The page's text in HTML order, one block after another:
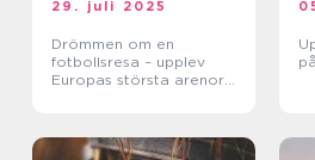
29. juli 2025
Drömmen om en
fotbollsresa – upplev
Europas största arenor